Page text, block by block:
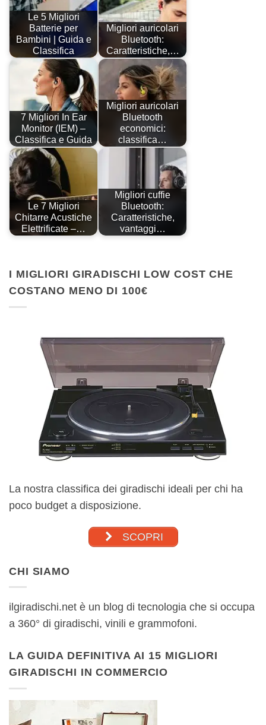
Le 5 Migliori
Batterie per
Bambini | Guida e
Classifica
Migliori auricolari
Bluetooth:
Caratteristiche,…
7 Migliori In Ear
Monitor (IEM) –
Classifica e Guida
Migliori auricolari
Bluetooth
economici:
classifica…
Le 7 Migliori
Chitarre Acustiche
Elettrificate –…
Migliori cuffie
Bluetooth:
Caratteristiche,
vantaggi…
I MIGLIORI GIRADISCHI LOW COST CHE
COSTANO MENO DI 100€
La nostra classifica dei giradischi ideali per chi ha
poco budget a disposizione.
SCOPRI
CHI SIAMO
ilgiradischi.net è un blog di tecnologia che si occupa
a 360° di giradischi, vinili e grammofoni.
LA GUIDA DEFINITIVA AI 15 MIGLIORI
GIRADISCHI IN COMMERCIO